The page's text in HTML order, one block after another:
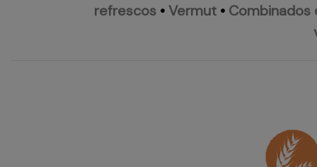
refrescos•Vermut• Combinados